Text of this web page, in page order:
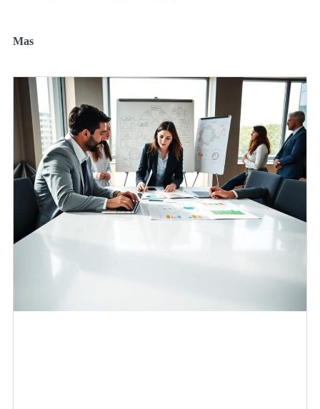
Mas